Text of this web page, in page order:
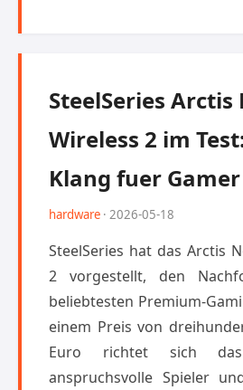
SteelSeries Arctis
Wireless 2 im
Klang fuer Gamer
hardware · 2026-05-18
SteelSeries hat das Arctis
2 vorgestellt, den
beliebtesten Premium-
einem Preis von
Euro richtet sich
anspruchsvolle Spieler